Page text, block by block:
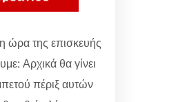
ώρα της επισκευής
Αρχικά θα γίνει
πέριξ αυτών